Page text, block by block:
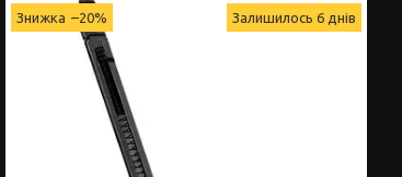
–20% Залишилось 6 днів